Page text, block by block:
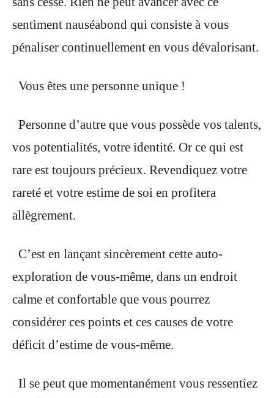
sentiment nauséabond qui consiste à vous
pénaliser continuellement en vous dévalorisant.
Vous êtes une personne unique !
Personne d’autre que vous possède vos talents,
vos potentialités, votre identité. Or ce qui est
rare est toujours précieux. Revendiquez votre
rareté et votre estime de soi en profitera
allègrement.
C’est en lançant sincèrement cette auto-
exploration de vous-même, dans un endroit
calme et confortable que vous pourrez
considérer ces points et ces causes de votre
déficit d’estime de vous-même.
Il se peut que momentanément vous ressentiez